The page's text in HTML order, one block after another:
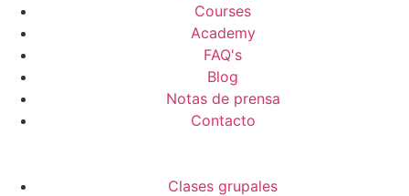
Courses
Academy
FAQ's
Blog
Notas de prensa
Contacto
Clases grupales